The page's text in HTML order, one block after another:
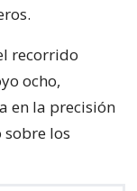
recorrido
ocho,
en la precisión
sobre los